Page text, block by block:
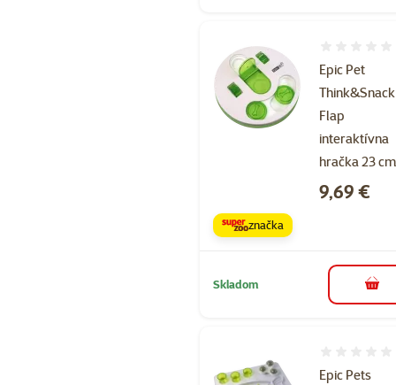
Epic Pet
Think&Snack
Flap
interaktívna
hračka 23 cm
Cena
9,69 €
značka
Skladom do
Epic Pets